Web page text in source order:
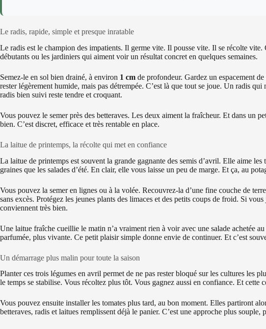
Le radis, rapide, simple et presque inratable
Le radis est le champion des impatients. Il germe vite. Il pousse vite. Il se récolte vite.
débutants ou les jardiniers qui aiment voir un résultat concret en quelques semaines.
Semez-le en sol bien drainé, à environ 1 cm de profondeur. Gardez un espacement de
rester légèrement humide, mais pas détrempée. C’est là que tout se joue. Un radis
radis bien suivi reste tendre et croquant.
Vous pouvez le semer près des betteraves. Les deux aiment la fraîcheur. Et dans un
bien. C’est discret, efficace et très rentable en place.
La laitue de printemps, la récolte qui met en confiance
La laitue de printemps est souvent la grande gagnante des semis d’avril. Elle aime
graines que les salades d’été. En clair, elle vous laisse un peu de marge. Et ça, au
Vous pouvez la semer en lignes ou à la volée. Recouvrez-la d’une fine couche de
sans excès. Protégez les jeunes plants des limaces et des petits coups de froid. Si
conviennent très bien.
Une laitue fraîche cueillie le matin n’a vraiment rien à voir avec une salade achetée
parfumée, plus vivante. Ce petit plaisir simple donne envie de continuer. Et c’est
Un démarrage plus malin pour toute la saison
Planter ces trois légumes en avril permet de ne pas rester bloqué sur les cultures les
le temps se stabilise. Vous récoltez plus tôt. Vous gagnez aussi en confiance. Et cette
Vous pouvez ensuite installer les tomates plus tard, au bon moment. Elles partiront
betteraves, radis et laitues remplissent déjà le panier. C’est une approche plus souple,